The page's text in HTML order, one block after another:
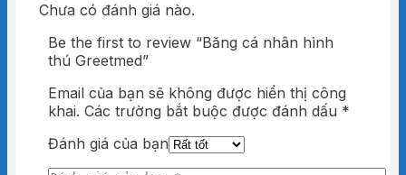
Chưa có đánh giá nào.
Be the first to review “Băng cá nhân hình
thú Greetmed”
Email của bạn sẽ không được hiển thị công
khai. Các trường bắt buộc được đánh dấu *
Đánh giá của bạn